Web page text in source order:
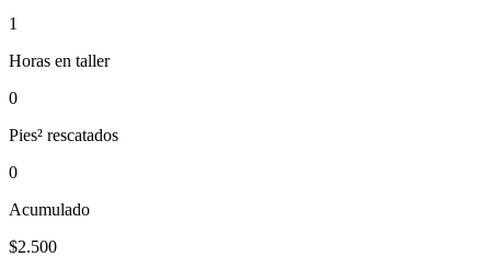
1
Horas en taller
0
Pies² rescatados
0
Acumulado
$2.500